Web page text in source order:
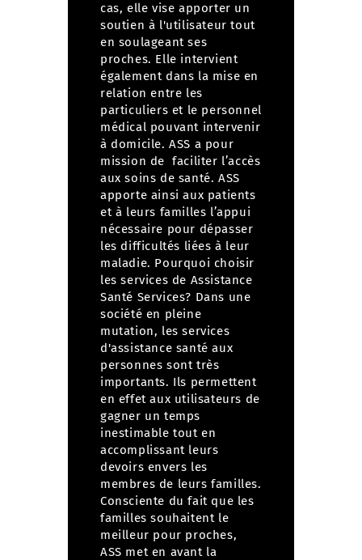
cas, elle vise apporter un
soutien à l'utilisateur tout
en soulageant ses
proches. Elle intervient
également dans la mise en
relation entre les
particuliers et le personnel
médical pouvant intervenir
à domicile. ASS a pour
mission de faciliter l’accès
aux soins de santé. ASS
apporte ainsi aux patients
et à leurs familles l’appui
nécessaire pour dépasser
les difficultés liées à leur
maladie. Pourquoi choisir
les services de Assistance
Santé Services? Dans une
société en pleine
mutation, les services
d'assistance santé aux
personnes sont très
importants. Ils permettent
en effet aux utilisateurs de
gagner un temps
inestimable tout en
accomplissant leurs
devoirs envers les
membres de leurs familles.
Consciente du fait que les
familles souhaitent le
meilleur pour proches,
ASS met en avant la